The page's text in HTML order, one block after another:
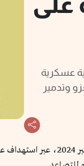
عسكرية
وتدمير
ضربة غير مسبوقة وجهتها تل